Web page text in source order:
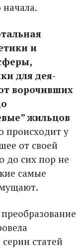
начала.
и
для дея­
ворочивших
жильцов
происходит у
от своей
до сих пор не
самые
статей